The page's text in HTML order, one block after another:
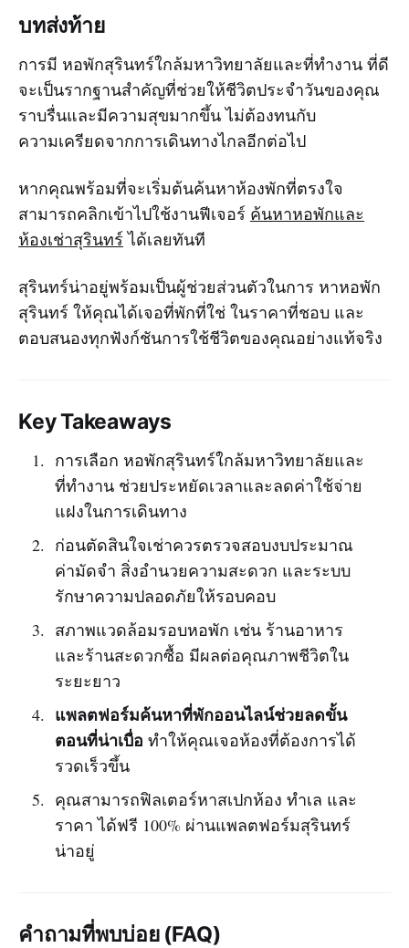
บทส่งท้าย
การมี หอพักสุรินทร์ใกล้มหาวิทยาลัยและที่ทำงาน ที่ดี
จะเป็นรากฐานสำคัญที่ช่วยให้ชีวิตประจำวันของคุณ
ราบรื่นและมีความสุขมากขึ้น ไม่ต้องทนกับ
ความเครียดจากการเดินทางไกลอีกต่อไป
หากคุณพร้อมที่จะเริ่มต้นค้นหาห้องพักที่ตรงใจ
สามารถคลิกเข้าไปใช้งานฟีเจอร์ ค้นหาหอพักและ
ห้องเช่าสุรินทร์ได้เลยทันที
สุรินทร์น่าอยู่พร้อมเป็นผู้ช่วยส่วนตัวในการ หาหอพัก
สุรินทร์ ให้คุณได้เจอที่พักที่ใช่ ในราคาที่ชอบ และ
ตอบสนองทุกฟังก์ชันการใช้ชีวิตของคุณอย่างแท้จริง
Key Takeaways
การเลือก หอพักสุรินทร์ใกล้มหาวิทยาลัยและ
ที่ทำงาน ช่วยประหยัดเวลาและลดค่าใช้จ่าย
แฝงในการเดินทาง
ก่อนตัดสินใจเช่าควรตรวจสอบงบประมาณ
ค่ามัดจำ สิ่งอำนวยความสะดวก และระบบ
รักษาความปลอดภัยให้รอบคอบ
สภาพแวดล้อมรอบหอพัก เช่น ร้านอาหาร
และร้านสะดวกซื้อ มีผลต่อคุณภาพชีวิตใน
ระยะยาว
แพลตฟอร์มค้นหาที่พักออนไลน์ช่วยลดขั้น
ตอนที่น่าเบื่อ ทำให้คุณเจอห้องที่ต้องการได้
รวดเร็วขึ้น
คุณสามารถฟิลเตอร์หาสเปกห้อง ทำเล และ
ราคา ได้ฟรี 100% ผ่านแพลตฟอร์มสุรินทร์
น่าอยู่
คำถามที่พบบ่อย (FAQ)